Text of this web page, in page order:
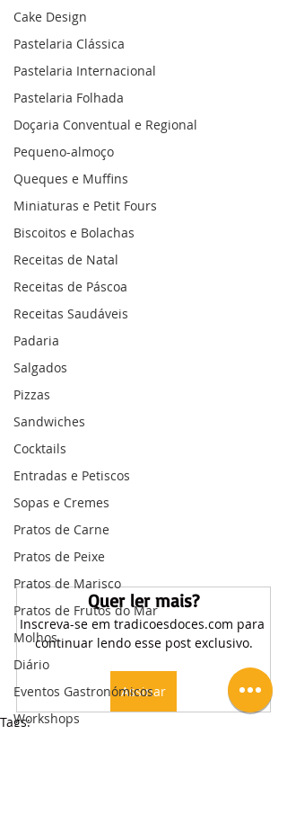
Cake Design
Pastelaria Clássica
Pastelaria Internacional
Pastelaria Folhada
Doçaria Conventual e Regional
Pequeno-almoço
Queques e Muffins
Miniaturas e Petit Fours
Biscoitos e Bolachas
Receitas de Natal
Receitas de Páscoa
Receitas Saudáveis
Padaria
Salgados
Pizzas
Sandwiches
Cocktails
Entradas e Petiscos
Sopas e Cremes
Pratos de Carne
Pratos de Peixe
Pratos de Marisco
Pratos de Frutos do Mar
Molhos
Diário
Eventos Gastronómicos
Workshops
Quer ler mais?
Inscreva-se em tradicoesdoces.com para
continuar lendo esse post exclusivo.
Assinar
Tags: